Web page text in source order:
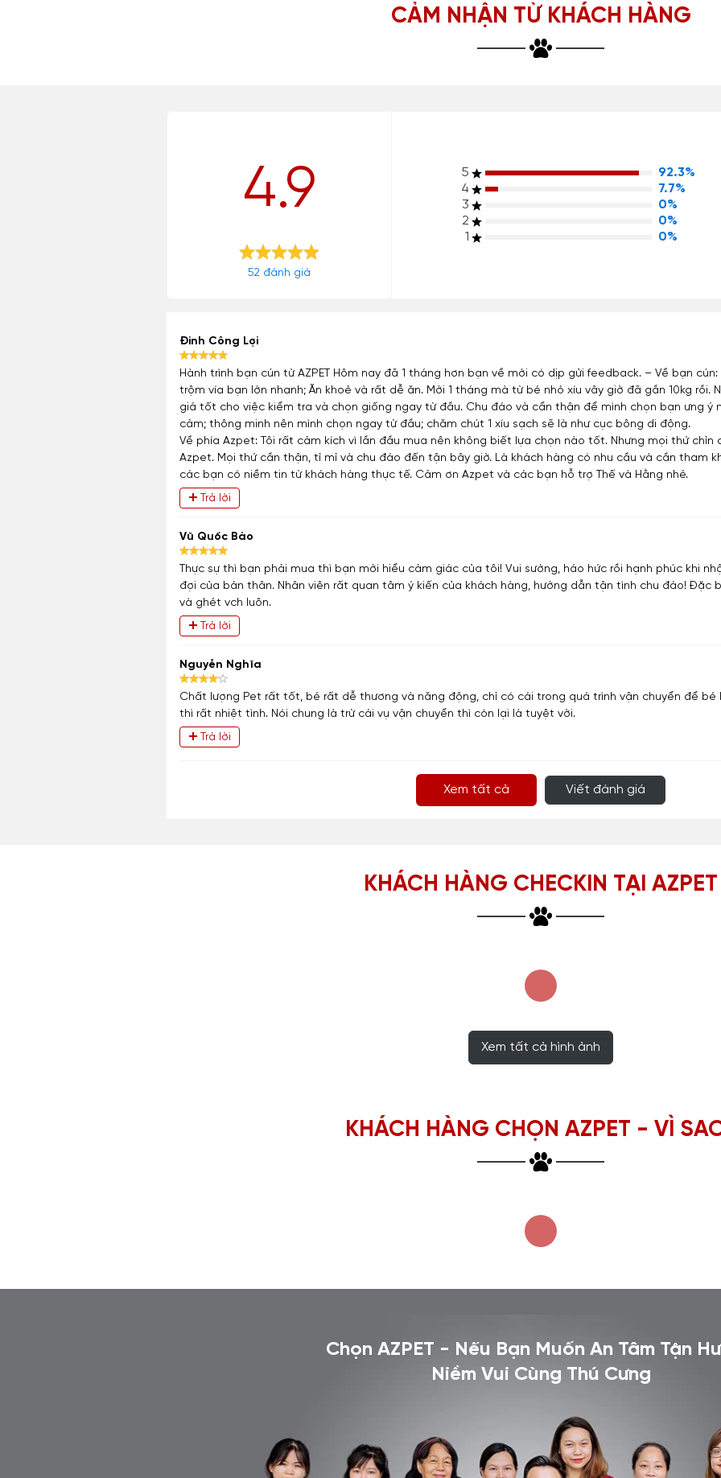
CẢM NHẬN TỪ KHÁCH HÀNG
4.9
52 đánh giá
5
92.3%
4
7.7%
3
0%
2
0%
1
0%
Đinh Công Lợi
Hành trình bạn cún từ AZPET Hôm nay đã 1 tháng hơn bạn về mới có dịp gửi feedback. – Về bạn
trộm vía bạn lớn nhanh; Ăn khoẻ và rất dễ ăn. Mới 1 tháng mà từ bé nhỏ xíu vây giờ đã gần 10kg rồi.
giá tốt cho việc kiểm tra và chọn giống ngay từ đầu. Chu đáo và cẩn thận để mình chọn bạn ưng ý
cảm; thông minh nên mình chọn ngay từ đầu; chăm chút 1 xíu sạch sẽ là như cục bông di động.
Về phía Azpet: Tôi rất cảm kích vì lần đầu mua nên không biết lựa chọn nào tốt. Nhưng mọi thứ chỉn
Azpet. Mọi thứ cần thận, tỉ mỉ và chu đáo đến tận bây giờ. Là khách hàng có nhu cầu và cần tham
các bạn có niềm tin từ khách hàng thực tế. Cảm ơn Azpet và các bạn hỗ trợ Thế và Hằng nhé.
Trả lời
Vũ Quốc Bảo
Thực sự thì bạn phải mua thì bạn mới hiểu cảm giác của tôi! Vui sướng, háo hức rồi hạnh phúc khi
đợi của bản thân. Nhân viên rất quan tâm ý kiến của khách hàng, hướng dẫn tận tình chu đáo! Đặc
và ghét vch luôn.
Trả lời
Nguyễn Nghĩa
Chất lượng Pet rất tốt, bé rất dễ thương và năng động, chỉ có cái trong quá trình vận chuyển để bé
thì rất nhiệt tình. Nói chung là trừ cái vụ vận chuyển thì còn lại là tuyệt vời.
Trả lời
Xem tất cả Viết đánh giá
KHÁCH HÀNG CHECKIN TẠI AZPET
Xem tất cả hình ảnh
KHÁCH HÀNG CHỌN AZPET - VÌ
Chọn AZPET - Nếu Bạn Muốn An Tâm Tận
Niềm Vui Cùng Thú Cưng